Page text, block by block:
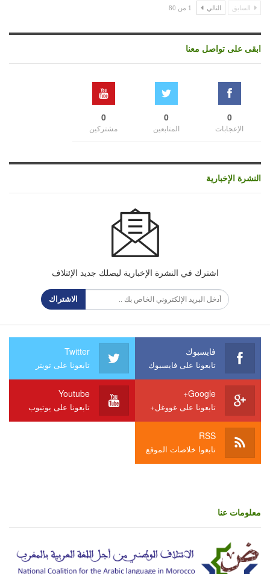
السابق التالي 1 من 80
ابقى على تواصل معنا
0
الإعجابات
0
المتابعين
0
مشتركين
النشرة الإخبارية
اشترك في النشرة الإخبارية ليصلك جديد الإئتلاف
الاشتراك
فايسبوك
تابعونا على فايسبوك
Twitter
تابعونا على تويتر
Google+
تابعونا على غووغل+
Youtube
تابعونا على يوتيوب
RSS
تابعوا خلاصات الموقع
معلومات عنا